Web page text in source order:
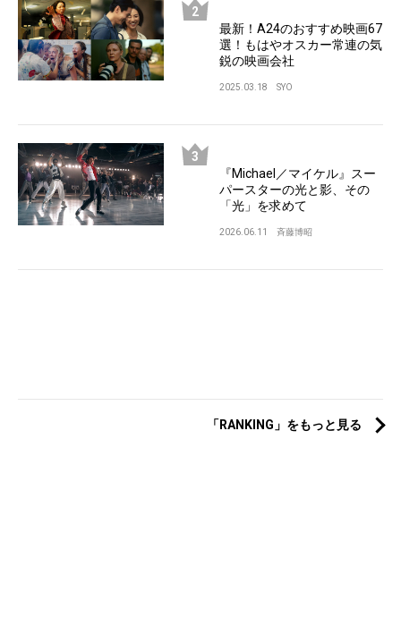
最新！A24のおすすめ映画67
選！もはやオスカー常連の気
鋭の映画会社
2025.03.18 SYO
『Michael／マイケル』スー
パースターの光と影、その
「光」を求めて
2026.06.11 斉藤博昭
「RANKING」をもっと見る